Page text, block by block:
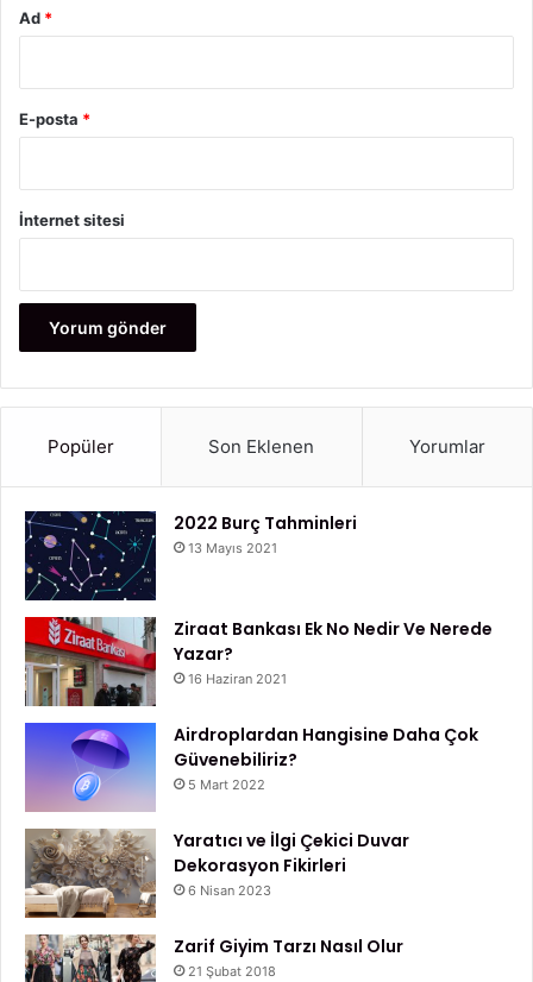
Ad *
E-posta *
İnternet sitesi
Popüler Son Eklenen Yorumlar
2022 Burç Tahminleri
13 Mayıs 2021
Ziraat Bankası Ek No Nedir Ve Nerede
Yazar?
16 Haziran 2021
Airdroplardan Hangisine Daha Çok
Güvenebiliriz?
5 Mart 2022
Yaratıcı ve İlgi Çekici Duvar
Dekorasyon Fikirleri
6 Nisan 2023
Zarif Giyim Tarzı Nasıl Olur
21 Şubat 2018